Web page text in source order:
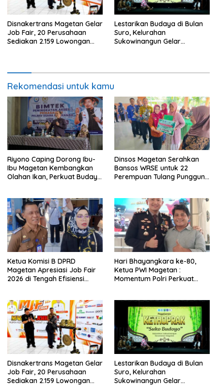
Disnakertrans Magetan Gelar
Job Fair, 20 Perusahaan
Sediakan 2.159 Lowongan
Lestarikan Budaya di Bulan
Suro, Kelurahan
Sukowinangun Gelar
Rekomendasi untuk kamu
Riyono Caping Dorong Ibu-
Ibu Magetan Kembangkan
Olahan Ikan, Perkuat Budaya
Dinsos Magetan Serahkan
Bansos WRSE untuk 22
Perempuan Tulang Punggung
Ketua Komisi B DPRD
Magetan Apresiasi Job Fair
2026 di Tengah Efisiensi
Hari Bhayangkara ke-80,
Ketua PWI Magetan :
Momentum Polri Perkuat
Disnakertrans Magetan Gelar
Job Fair, 20 Perusahaan
Sediakan 2.159 Lowongan
Lestarikan Budaya di Bulan
Suro, Kelurahan
Sukowinangun Gelar